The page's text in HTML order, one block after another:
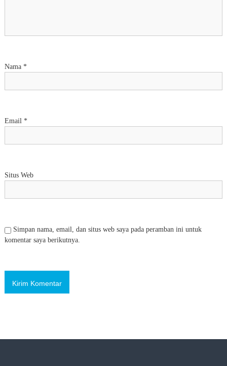
Nama *
Email *
Situs Web
Simpan nama, email, dan situs web saya pada peramban ini untuk
komentar saya berikutnya.